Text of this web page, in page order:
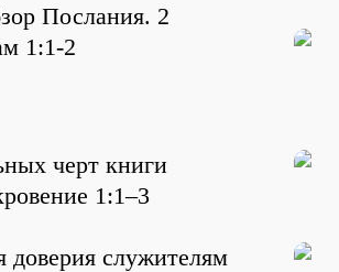
Послания. 2
1:1-2
черт книги
1:1–3
доверия служителям